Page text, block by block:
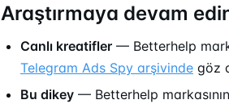
Araştırmaya devam
Canlı kreatifler — Betterhelp
Telegram Ads Spy arşivinde göz
Bu dikey — Betterhelp